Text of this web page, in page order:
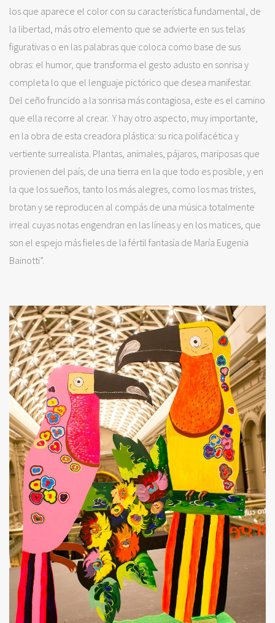
los que aparece el color con su característica fundamental, de
la libertad, más otro elemento que se advierte en sus telas
figurativas o en las palabras que coloca como base de sus
obras: el humor, que transforma el gesto adusto en sonrisa y
completa lo que el lenguaje pictórico que desea manifestar.
Del ceño fruncido a la sonrisa más contagiosa, este es el camino
que ella recorre al crear. Y hay otro aspecto, muy importante,
en la obra de esta creadora plástica: su rica polifacética y
vertiente surrealista. Plantas, animales, pájaros, mariposas que
provienen del país, de una tierra en la que todo es posible, y en
la que los sueños, tanto los más alegres, como los mas tristes,
brotan y se reproducen al compás de una música totalmente
irreal cuyas notas engendran en las líneas y en los matices, que
son el espejo más fieles de la fértil fantasía de María Eugenia
Bainotti”.